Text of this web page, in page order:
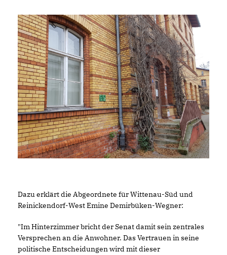
Dazu erklärt die Abgeordnete für Wittenau-Süd und
Reinickendorf-West Emine Demirbüken-Wegner:
"Im Hinterzimmer bricht der Senat damit sein zentrales
Versprechen an die Anwohner. Das Vertrauen in seine
politische Entscheidungen wird mit dieser